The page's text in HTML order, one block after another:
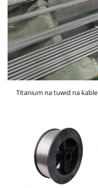
Titanium na tuwid na kable